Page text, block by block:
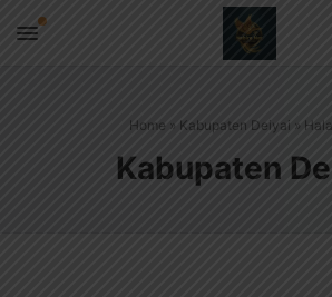
Home » Kabupaten Deiyai »
Kabupaten